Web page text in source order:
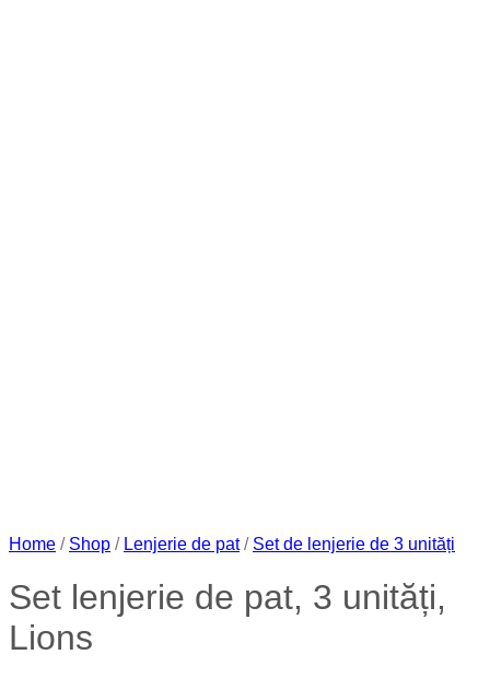
Home / Shop / Lenjerie de pat / Set de lenjerie de 3 unități
Set lenjerie de pat, 3 unități,
Lions